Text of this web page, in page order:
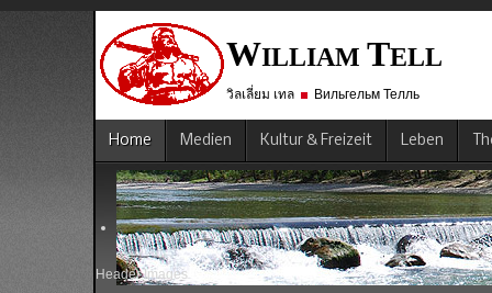
WILLIAM TELL
วิลเลี่ยม เทล Вильгельм Телль
Home Medien Kultur & Freizeit Leben
Header Images